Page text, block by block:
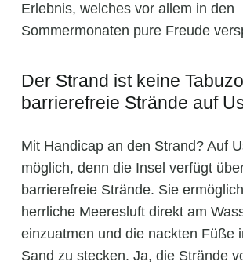
Erlebnis, welches vor allem in den
Sommermonaten pure Freude
Der Strand ist keine
barrierefreie Strände auf
Mit Handicap an den Strand? Auf
möglich, denn die Insel verfügt
barrierefreie Strände. Sie
herrliche Meeresluft direkt am
einzuatmen und die nackten Füße
Sand zu stecken. Ja, die Strände